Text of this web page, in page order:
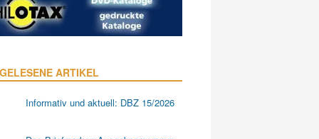
ARTIKEL
Informativ und aktuell: DBZ 15/2026